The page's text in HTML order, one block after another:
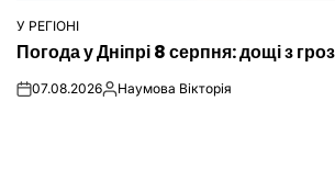
ОПУБЛІКУВАТИ
У РЕГІОНІ
Погода у Дніпрі 8 серпня: дощі з
on07.08.2026Опубліковано
Наумова Вікторія